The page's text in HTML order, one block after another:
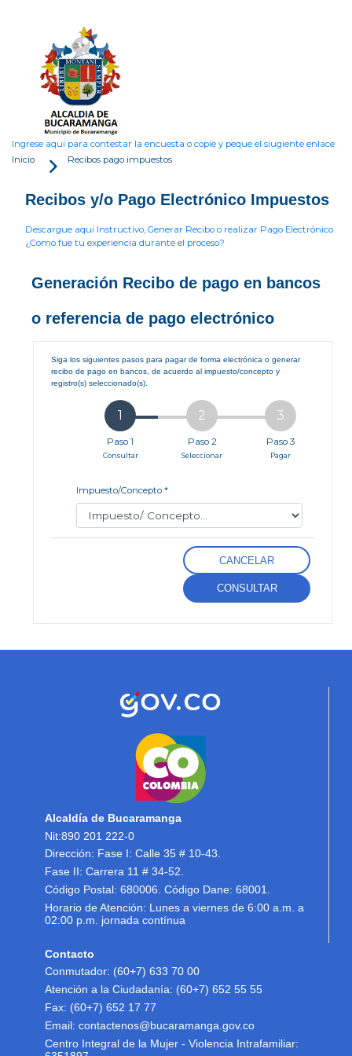
Ingrese aqui para contestar la encuesta o copie y peque el siugiente enlace
Inicio
Recibos pago impuestos
Recibos y/o Pago Electrónico Impuestos
Descargue aquí Instructivo, Generar Recibo o realizar Pago Electrónico
¿Como fue tu experiencia durante el proceso?
Generación Recibo de pago en bancos
o referencia de pago electrónico
Siga los siguientes pasos para pagar de forma electrónica o generar
recibo de pago en bancos, de acuerdo al impuesto/concepto y
registro(s) seleccionado(s).
1
Paso 1
Consultar
2
Paso 2
Seleccionar
3
Paso 3
Pagar
Impuesto/Concepto *
Alcaldía de Bucaramanga
Nit:890 201 222-0
Dirección: Fase I: Calle 35 # 10-43.
Fase II: Carrera 11 # 34-52.
Código Postal: 680006. Código Dane: 68001.
Horario de Atención: Lunes a viernes de 6:00 a.m. a
02:00 p.m. jornada contínua
Contacto
Conmutador: (60+7) 633 70 00
Atención a la Ciudadanía: (60+7) 652 55 55
Fax: (60+7) 652 17 77
Email: contactenos@bucaramanga.gov.co
Centro Integral de la Mujer - Violencia Intrafamiliar: